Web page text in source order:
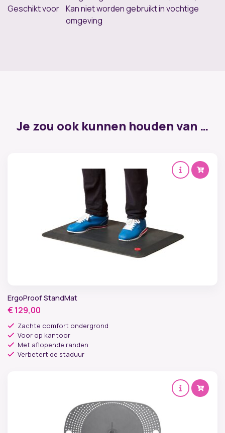
Geschikt voor Kan niet worden gebruikt in vochtige
omgeving
Je zou ook kunnen houden van …
ErgoProof StandMat
€ 129,00
Zachte comfort ondergrond
Voor op kantoor
Met aflopende randen
Verbetert de staduur